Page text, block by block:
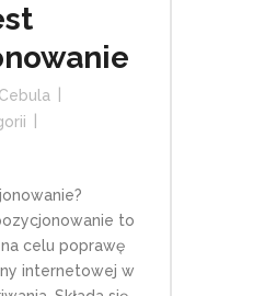
to
na celu poprawę
internetowej w